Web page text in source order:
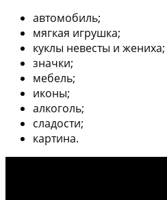
автомобиль;
мягкая игрушка;
куклы невесты и жениха;
значки;
мебель;
иконы;
алкоголь;
сладости;
картина.